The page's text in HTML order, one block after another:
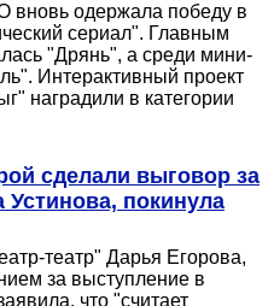
вновь одержала победу в
сериал". Главным
"Дрянь", а среди мини-
Интерактивный проект
наградили в категории
сделали выговор за
покинула
театр" Дарья Егорова,
за выступление в
что "считает